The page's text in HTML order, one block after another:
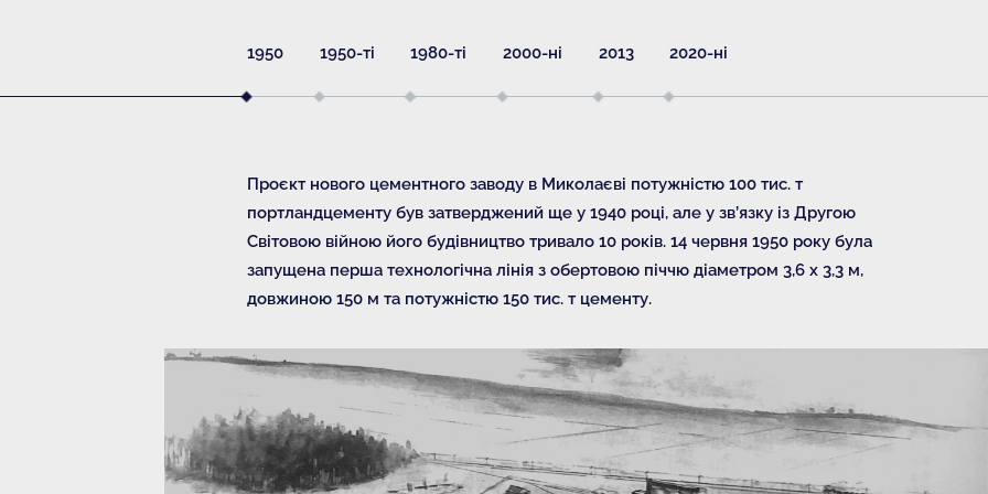
1950 1950-ті 1980-ті 2000-ні 2013 2020-ні
Проєкт нового цементного заводу в Миколаєві потужністю 100 тис. т
портландцементу був затверджений ще у 1940 році, але у зв’язку із Другою
Світовою війною його будівництво тривало 10 років. 14 червня 1950 року була
запущена перша технологічна лінія з обертовою піччю діаметром 3,6 х 3,3 м,
довжиною 150 м та потужністю 150 тис. т цементу.